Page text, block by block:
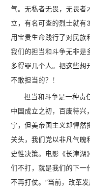
气。无私者无畏，无畏者
立，有名可查的烈士就有
用宝贵生命践行了对民族
我们的担当和斗争无非是
多得罪几个人。把这些想
不敢担当的？！
担当和斗争是一种责
中国成立之初，百废待兴
宁，但美帝国主义却悍然
关头，我们党以非凡气魄
史性决策。电影《长津湖
们不打，就是我们的下一
不再打仗。”当前，改革